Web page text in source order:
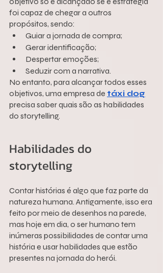
foi capaz de chegar a outros
propósitos, sendo:
Guiar a jornada de compra;
Gerar identificação;
Despertar emoções;
Seduzir com a narrativa.
No entanto, para alcançar todos esses
objetivos, uma empresa de táxi dog
precisa saber quais são as habilidades
do storytelling.
Habilidades do
storytelling
Contar histórias é algo que faz parte da
natureza humana. Antigamente, isso era
feito por meio de desenhos na parede,
mas hoje em dia, o ser humano tem
inúmeras possibilidades de contar uma
história e usar habilidades que estão
presentes na jornada do herói.